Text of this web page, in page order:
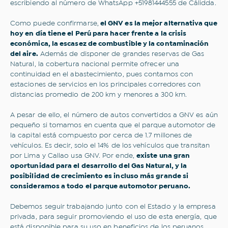
escribiendo al número de WhatsApp +51981444555 de Cálidda.
Como puede confirmarse, el GNV es la mejor alternativa que
hoy en día tiene el Perú para hacer frente a la crisis
económica, la escasez de combustible y la contaminación
del aire.Además de disponer de grandes reservas de Gas
Natural, la cobertura nacional permite ofrecer una
continuidad en el abastecimiento, pues contamos con
estaciones de servicios en los principales corredores con
distancias promedio de 200 km y menores a 300 km.
A pesar de ello, el número de autos convertidos a GNV es aún
pequeño si tomamos en cuenta que el parque automotor de
la capital está compuesto por cerca de 1.7 millones de
vehículos. Es decir, solo el 14% de los vehículos que transitan
por Lima y Callao usa GNV. Por ende, existe una gran
oportunidad para el desarrollo del Gas Natural, y la
posibilidad de crecimiento es incluso más grande si
consideramos a todo el parque automotor peruano.
Debemos seguir trabajando junto con el Estado y la empresa
privada, para seguir promoviendo el uso de esta energía, que
Correo electrónico
Acepto losTérminos y condicionesy laPolítica
Web de Privacidad.
Suscribirme